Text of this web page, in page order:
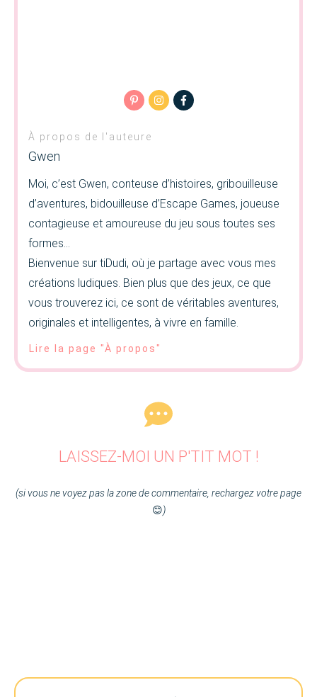
À propos de l'auteure
Gwen
Moi, c’est Gwen, conteuse d’histoires, gribouilleuse
d’aventures, bidouilleuse d’Escape Games, joueuse
contagieuse et amoureuse du jeu sous toutes ses
formes…
Bienvenue sur tiDudi, où je partage avec vous mes
créations ludiques. Bien plus que des jeux, ce que
vous trouverez ici, ce sont de véritables aventures,
originales et intelligentes, à vivre en famille.
Lire la page "À propos"
LAISSEZ-MOI UN P'TIT MOT !
(si vous ne voyez pas la zone de commentaire, rechargez votre page
😊)